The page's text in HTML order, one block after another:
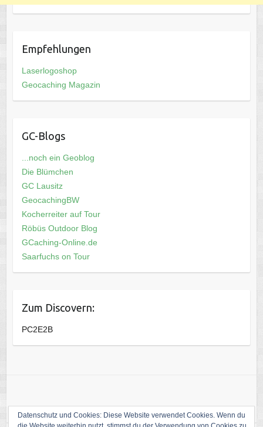
Empfehlungen
Laserlogoshop
Geocaching Magazin
GC-Blogs
...noch ein Geoblog
Die Blümchen
GC Lausitz
GeocachingBW
Kocherreiter auf Tour
Röbüs Outdoor Blog
GCaching-Online.de
Saarfuchs on Tour
Zum Discovern:
PC2E2B
Datenschutz und Cookies: Diese Website verwendet Cookies. Wenn du